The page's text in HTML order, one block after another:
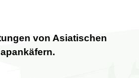
von Asiatischen